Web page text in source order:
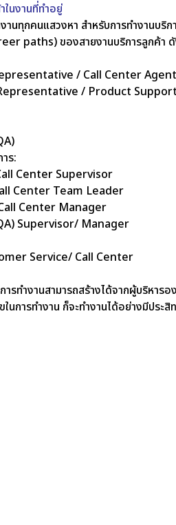
ในงานที่ทำอยู่
านทุกคนแสวงหา สำหรับการทำงานบริก
paths) ของสายงานบริการลูกค้า
/ Call Center Agent
/ Product
ร:
Center Supervisor
Center Team Leader
Center Manager
Supervisor/ Manager
Service/ Call Center
ารทำงานสามารถสร้างได้จากผู้บริหา
นการทำงาน ก็จะทำงานได้อย่างมีปร